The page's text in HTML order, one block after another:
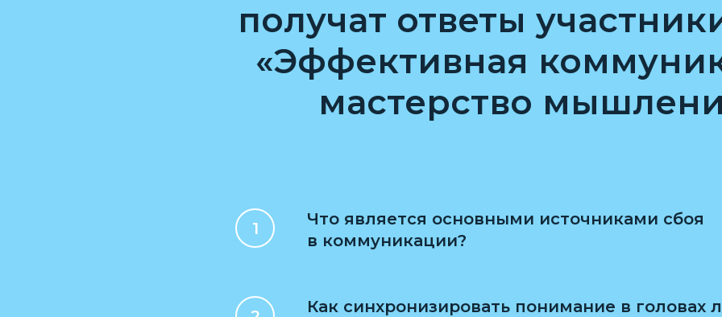
получат ответы
«Эффективная
мастерство
Что является основными источниками сбоя
в коммуникации?
Как синхронизировать понимание в головах